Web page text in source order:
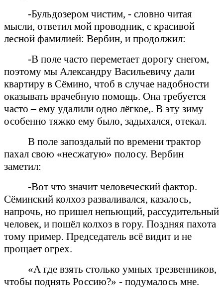
-Бульдозером чистим, - словно читая
мысли, ответил мой проводник, с красивой
лесной фамилией: Вербин, и продолжил:
-В поле часто переметает дорогу снегом,
поэтому мы Александру Васильевичу дали
квартиру в Сёмино, чтоб в случае надобности
оказывать врачебную помощь. Она требуется
часто – ему удалили одно лёгкое,. В эту зиму
особенно тяжко ему было, задыхался, отекал.
В поле запоздалый по времени трактор
пахал свою «несжатую» полосу. Вербин
заметил:
-Вот что значит человеческий фактор.
Сёминский колхоз разваливался, казалось,
напрочь, но пришел непьющий, рассудительный
человек, и пошёл колхоз в гору. Поздняя пахота
тому пример. Председатель всё видит и не
прощает огрех.
«А где взять столько умных трезвенников,
чтобы поднять Россию?» - подумалось мне.